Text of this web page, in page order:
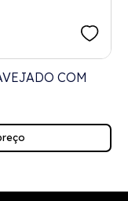
COM